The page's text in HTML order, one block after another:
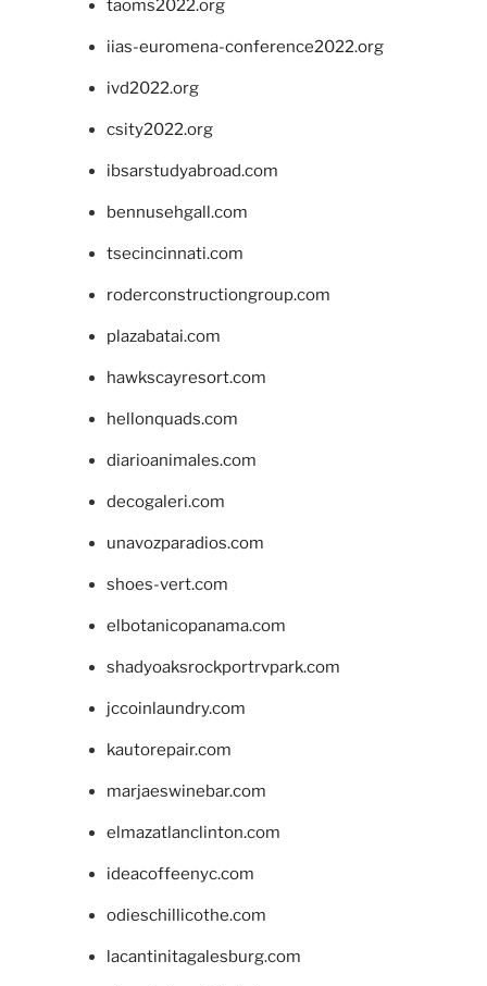
taoms2022.org
iias-euromena-conference2022.org
ivd2022.org
csity2022.org
ibsarstudyabroad.com
bennusehgall.com
tsecincinnati.com
roderconstructiongroup.com
plazabatai.com
hawkscayresort.com
hellonquads.com
diarioanimales.com
decogaleri.com
unavozparadios.com
shoes-vert.com
elbotanicopanama.com
shadyoaksrockportrvpark.com
jccoinlaundry.com
kautorepair.com
marjaeswinebar.com
elmazatlanclinton.com
ideacoffeenyc.com
odieschillicothe.com
lacantinitagalesburg.com